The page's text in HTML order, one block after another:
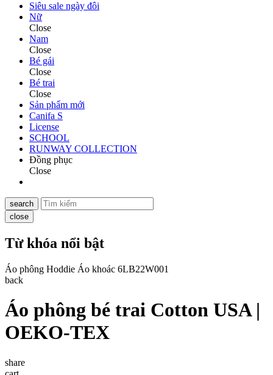
Siêu sale ngày đôi
Nữ
Close
Nam
Close
Bé gái
Close
Bé trai
Close
Sản phẩm mới
Canifa S
License
SCHOOL
RUNWAY COLLECTION
Đồng phục
Close
search
close
Từ khóa nổi bật
Áo phông Hoddie Áo khoác 6LB22W001
back
Áo phông bé trai Cotton USA |
OEKO-TEX
share